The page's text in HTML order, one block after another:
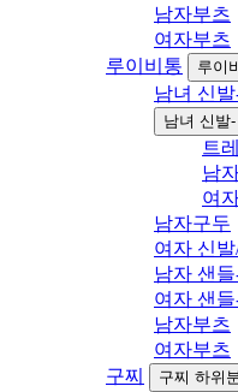
남자부츠
여자부츠
루이비통
루이
남녀 신
남녀 신발
트
남
여
남자구두
여자 신
남자 샌
여자 샌
남자부츠
여자부츠
구찌
구찌 하위